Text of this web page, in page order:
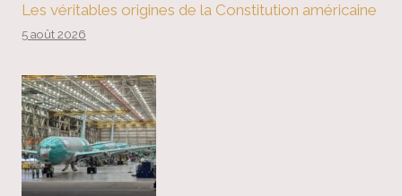
Les véritables origines de la Constitution américaine
5 août 2026